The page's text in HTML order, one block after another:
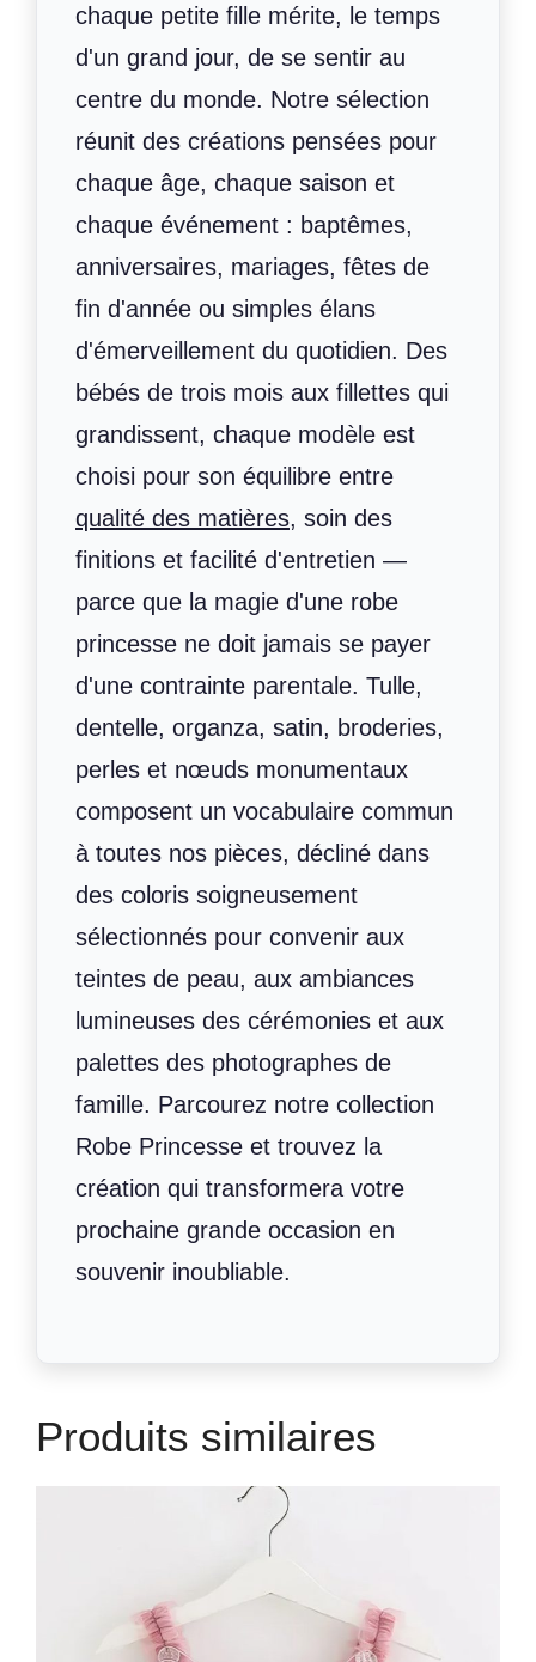
chaque petite fille mérite, le temps
d'un grand jour, de se sentir au
centre du monde. Notre sélection
réunit des créations pensées pour
chaque âge, chaque saison et
chaque événement : baptêmes,
anniversaires, mariages, fêtes de
fin d'année ou simples élans
d'émerveillement du quotidien. Des
bébés de trois mois aux fillettes qui
grandissent, chaque modèle est
choisi pour son équilibre entre
qualité des matières, soin des
finitions et facilité d'entretien —
parce que la magie d'une robe
princesse ne doit jamais se payer
d'une contrainte parentale. Tulle,
dentelle, organza, satin, broderies,
perles et nœuds monumentaux
composent un vocabulaire commun
à toutes nos pièces, décliné dans
des coloris soigneusement
sélectionnés pour convenir aux
teintes de peau, aux ambiances
lumineuses des cérémonies et aux
palettes des photographes de
famille. Parcourez notre collection
Robe Princesse et trouvez la
création qui transformera votre
prochaine grande occasion en
souvenir inoubliable.
Produits similaires